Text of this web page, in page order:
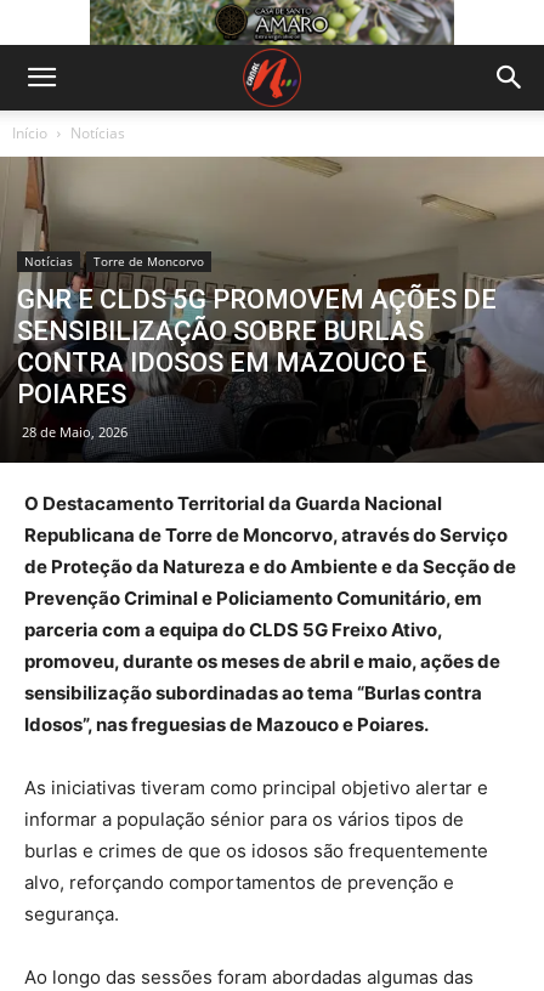
Início Notícias
Notícias Torre de Moncorvo
GNR E CLDS 5G PROMOVEM AÇÕES DE
SENSIBILIZAÇÃO SOBRE BURLAS
CONTRA IDOSOS EM MAZOUCO E
POIARES
28 de Maio, 2026
O Destacamento Territorial da Guarda Nacional
Republicana de Torre de Moncorvo, através do Serviço
de Proteção da Natureza e do Ambiente e da Secção de
Prevenção Criminal e Policiamento Comunitário, em
parceria com a equipa do CLDS 5G Freixo Ativo,
promoveu, durante os meses de abril e maio, ações de
sensibilização subordinadas ao tema “Burlas contra
Idosos”, nas freguesias de Mazouco e Poiares.
As iniciativas tiveram como principal objetivo alertar e
informar a população sénior para os vários tipos de
burlas e crimes de que os idosos são frequentemente
alvo, reforçando comportamentos de prevenção e
segurança.
Ao longo das sessões foram abordadas algumas das